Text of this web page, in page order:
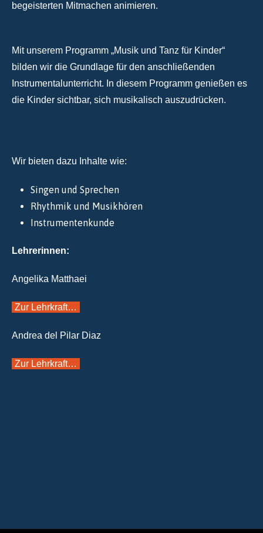
begeisterten Mitmachen animieren.
Mit unserem Programm „Musik und Tanz für Kinder“
bilden wir die Grundlage für den anschließenden
Instrumentalunterricht. In diesem Programm genießen es
die Kinder sichtbar, sich musikalisch auszudrücken.
Wir bieten dazu Inhalte wie:
Singen und Sprechen
Rhythmik und Musikhören
Instrumentenkunde
Lehrerinnen:
Angelika Matthaei
Zur Lehrkraft…
Andrea del Pilar Diaz
Zur Lehrkraft…